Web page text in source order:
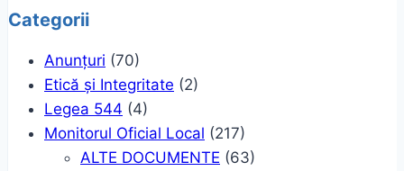
Categorii
Anunțuri (70)
Etică și Integritate (2)
Legea 544 (4)
Monitorul Oficial Local (217)
ALTE DOCUMENTE (63)